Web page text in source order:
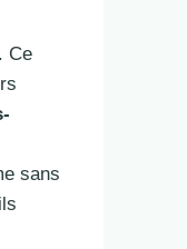
Ce
sans